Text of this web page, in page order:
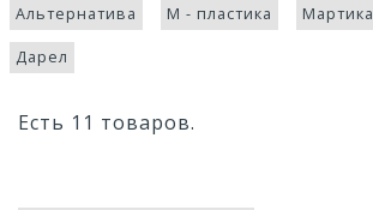
Альтернатива М - пластика Мартика
Дарел
Есть 11 товаров.